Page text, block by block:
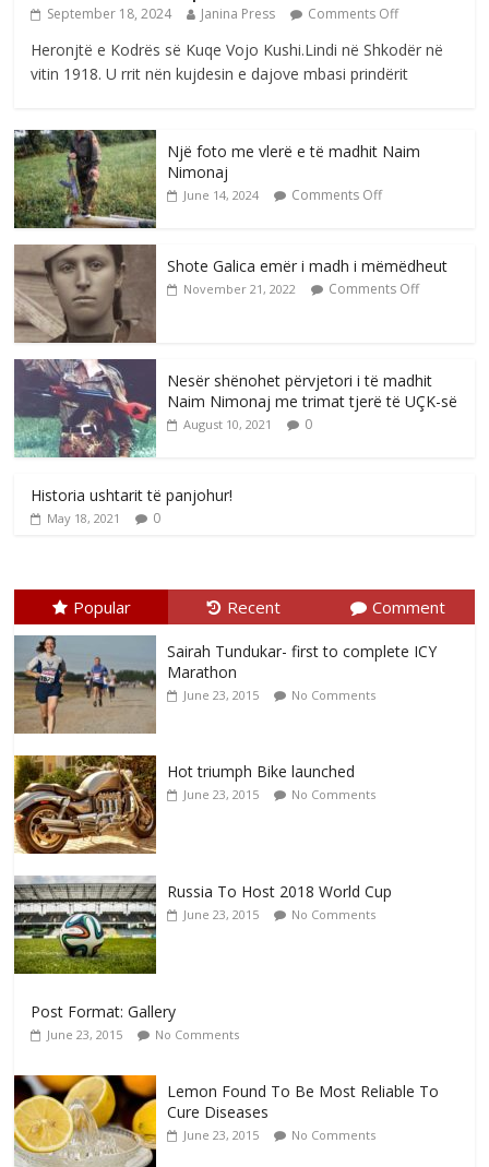
September 18, 2024 Janina Press Comments Off
Heronjtë e Kodrës së Kuqe Vojo Kushi.Lindi në Shkodër në
vitin 1918. U rrit nën kujdesin e dajove mbasi prindërit
Një foto me vlerë e të madhit Naim
Nimonaj
June 14, 2024 Comments Off
Shote Galica emër i madh i mëmëdheut
November 21, 2022 Comments Off
Nesër shënohet përvjetori i të madhit
Naim Nimonaj me trimat tjerë të UÇK-së
August 10, 2021 0
Historia ushtarit të panjohur!
May 18, 2021 0
Popular Recent Comment
Sairah Tundukar- first to complete ICY
Marathon
June 23, 2015 No Comments
Hot triumph Bike launched
June 23, 2015 No Comments
Russia To Host 2018 World Cup
June 23, 2015 No Comments
Post Format: Gallery
June 23, 2015 No Comments
Lemon Found To Be Most Reliable To
Cure Diseases
June 23, 2015 No Comments